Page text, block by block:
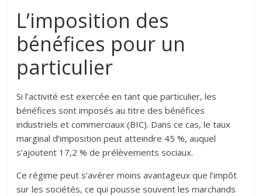
L’imposition des
bénéfices pour un
particulier
Si l’activité est exercée en tant que particulier, les
bénéfices sont imposés au titre des bénéfices
industriels et commerciaux (BIC). Dans ce cas, le taux
marginal d’imposition peut atteindre 45 %, auquel
s’ajoutent 17,2 % de prélèvements sociaux.
Ce régime peut s’avérer moins avantageux que l’impôt
sur les sociétés, ce qui pousse souvent les marchands